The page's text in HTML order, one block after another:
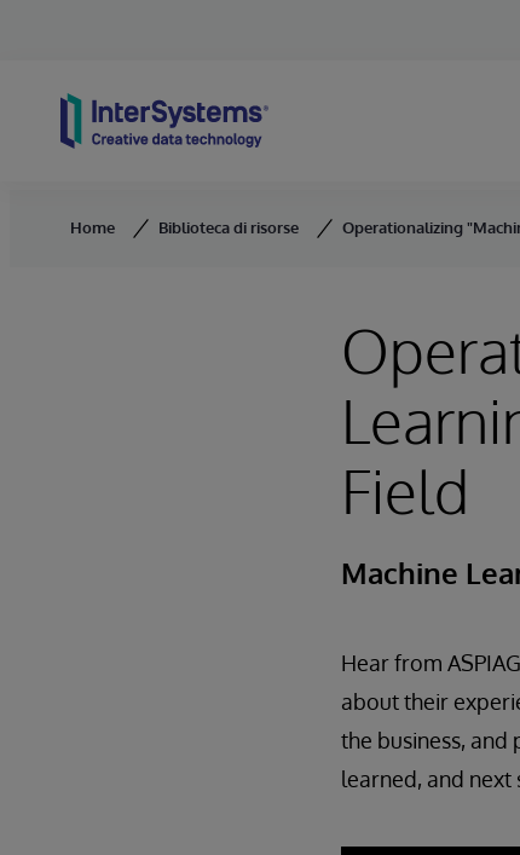
Home Biblioteca di risorse Operationalizing
Field
Machine
Hear from
about their
the business, and
learned, and next